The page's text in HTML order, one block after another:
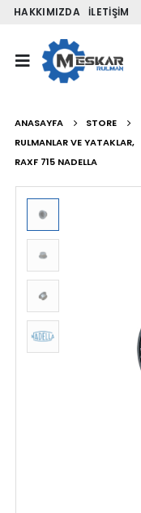
HAKKIMIZDA İLETIŞIM
ANASAYFA
STORE
RULMANLAR VE YATAKLAR,
RAXF 715 NADELLA